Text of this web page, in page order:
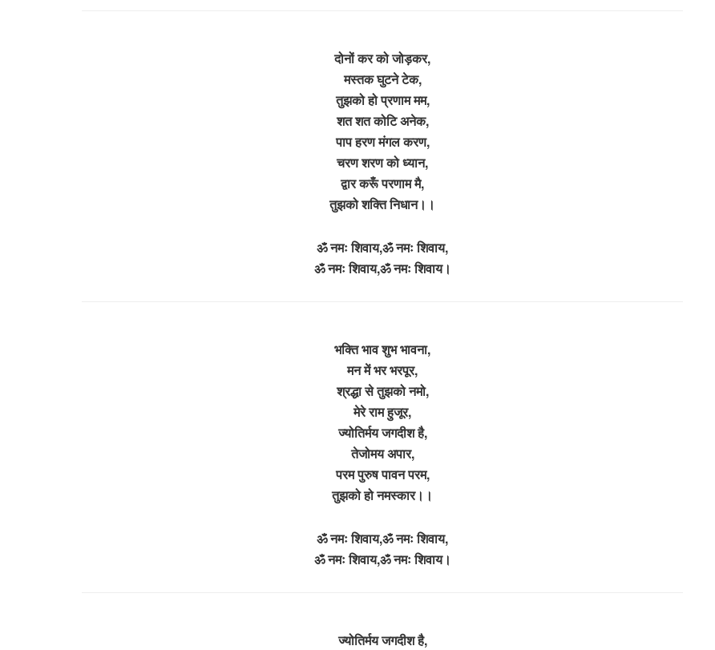
दोनों कर को जोड़कर,
मस्तक घुटने टेक,
तुझको हो प्रणाम मम,
शत शत कोटि अनेक,
पाप हरण मंगल करण,
चरण शरण को ध्यान,
द्वार करूँ परणाम मै,
तुझको शक्ति निधान।।
ॐ नमः शिवाय,ॐ नमः शिवाय,
ॐ नमः शिवाय,ॐ नमः शिवाय।
भक्ति भाव शुभ भावना,
मन में भर भरपूर,
श्रद्धा से तुझको नमो,
मेरे राम हुजूर,
ज्योतिर्मय जगदीश है,
तेजोमय अपार,
परम पुरुष पावन परम,
तुझको हो नमस्कार।।
ॐ नमः शिवाय,ॐ नमः शिवाय,
ॐ नमः शिवाय,ॐ नमः शिवाय।
ज्योतिर्मय जगदीश है,